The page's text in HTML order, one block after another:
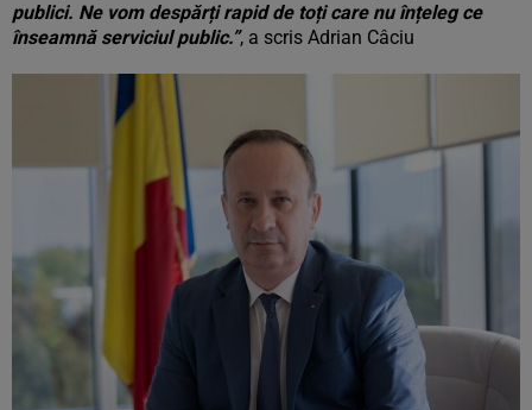
publici. Ne vom despărți rapid de toți care nu înțeleg ce
înseamnă serviciul public.”, a scris Adrian Câciu